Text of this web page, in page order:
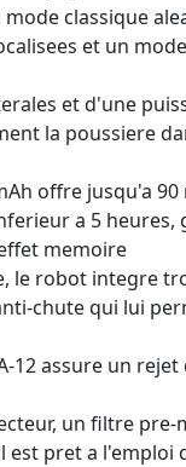
classique
et un
et d'une
la poussiere
offre jusqu'a
a 5 heures,
memoire
le robot integre
chute qui lui
12 assure un
un filtre
est pret a l'emploi